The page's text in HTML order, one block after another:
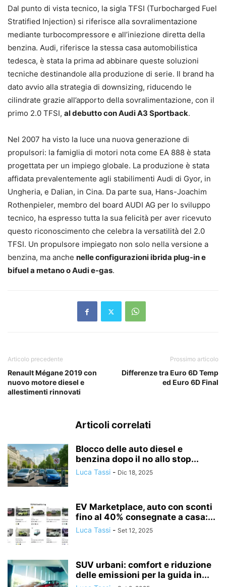
Dal punto di vista tecnico, la sigla TFSI (Turbocharged Fuel
Stratified Injection) si riferisce alla sovralimentazione
mediante turbocompressore e all’iniezione diretta della
benzina. Audi, riferisce la stessa casa automobilistica
tedesca, è stata la prima ad abbinare queste soluzioni
tecniche destinandole alla produzione di serie. Il brand ha
dato avvio alla strategia di downsizing, riducendo le
cilindrate grazie all’apporto della sovralimentazione, con il
primo 2.0 TFSI, al debutto con Audi A3 Sportback.
Nel 2007 ha visto la luce una nuova generazione di
propulsori: la famiglia di motori nota come EA 888 è stata
progettata per un impiego globale. La produzione è stata
affidata prevalentemente agli stabilimenti Audi di Gyor, in
Ungheria, e Dalian, in Cina. Da parte sua, Hans-Joachim
Rothenpieler, membro del board AUDI AG per lo sviluppo
tecnico, ha espresso tutta la sua felicità per aver ricevuto
questo riconoscimento che celebra la versatilità del 2.0
TFSI. Un propulsore impiegato non solo nella versione a
benzina, ma anche nelle configurazioni ibrida plug-in e
bifuel a metano o Audi e-gas.
Articolo precedente
Renault Mégane 2019 con
nuovo motore diesel e
allestimenti rinnovati
Prossimo articolo
Differenze tra Euro 6D Temp
ed Euro 6D Final
Articoli correlati
Blocco delle auto diesel e
benzina dopo il no allo stop...
Luca Tassi - Dic 18, 2025
EV Marketplace, auto con sconti
fino al 40% consegnate a casa:...
Luca Tassi - Set 12, 2025
SUV urbani: comfort e riduzione
delle emissioni per la guida in...